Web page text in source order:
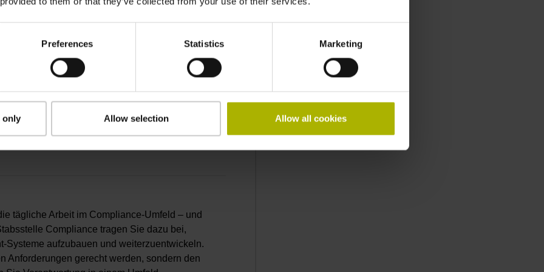
Preferences Statistics Marketing
only Allow selection Allow all cookies
(m/w/d)
Teilungen im Mikrometermaßstab,
Dünnschichttechnik und weiteren Verfahren
verantwortlich mit dem Ziel, Technologien
und zukunftsfähige
dabei die Leistungsfähigkeit unserer
und nachhaltig optimieren?
tägliche Arbeit im Compliance-Umfeld – und
Compliance tragen Sie dazu bei,
aufzubauen und weiterzuentwickeln.
Anforderungen gerecht werden, sondern den